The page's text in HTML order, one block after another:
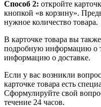
Способ 2: откройте
кнопкой «в корзину».
нужное количество товара.
В карточке товара вы
подробную информацию о
информацию о доставке.
Если у вас возникли
карточке товара есть
Сформулируйте свой
течение 24 часов.